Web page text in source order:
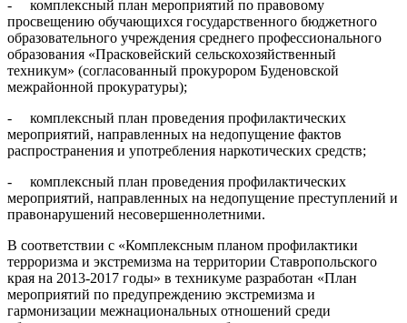
- комплексный план мероприятий по правовому
просвещению обучаю­щихся государственного бюджетного
образовательного учреждения среднего профессионального
образования «Прасковейский сельскохозяйственный
техникум» (согласованный прокурором Буденовской
межрайонной прокуратуры);
- комплексный план проведения профилактических
мероприятий, направ­ленных на недопущение фактов
распространения и употребления нарко­тических средств;
- комплексный план проведения профилактических
мероприятий, направ­ленных на недопущение преступлений и
правонарушений несовершенно­летними.
В соответствии с «Комплексным планом профилактики
терроризма и экстремизма на территории Ставропольского
края на 2013-2017 годы» в техникуме разработан «План
мероприятий по предупреждению экстремизма и
гармонизации межнациональных отношений среди